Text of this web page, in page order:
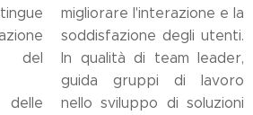
del
delle
migliorare l'interazione e la
soddisfazione degli utenti.
In qualità di team leader,
guida gruppi di lavoro
nello sviluppo di soluzioni